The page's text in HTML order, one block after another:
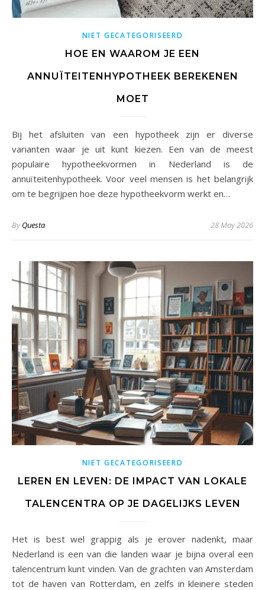
NIET GECATEGORISEERD
HOE EN WAAROM JE EEN
ANNUÏTEITENHYPOTHEEK BEREKENEN
MOET
Bij het afsluiten van een hypotheek zijn er diverse
varianten waar je uit kunt kiezen. Een van de meest
populaire hypotheekvormen in Nederland is de
annuïteitenhypotheek. Voor veel mensen is het belangrijk
om te begrijpen hoe deze hypotheekvorm werkt en…
ByQuesta 28 May 2026
NIET GECATEGORISEERD
LEREN EN LEVEN: DE IMPACT VAN LOKALE
TALENCENTRA OP JE DAGELIJKS LEVEN
Het is best wel grappig als je erover nadenkt, maar
Nederland is een van die landen waar je bijna overal een
talencentrum kunt vinden. Van de grachten van Amsterdam
tot de haven van Rotterdam, en zelfs in kleinere steden